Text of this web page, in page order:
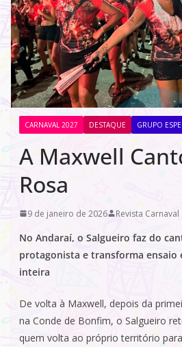
CARNAVAL 2027 DESTAQUE GRUPO
A Maxwell
Rosa
9 de janeiro de 2026 Revista Carnaval
No Andaraí, o Salgueiro faz do
protagonista e transforma ensaio
inteira
De volta à Maxwell, depois da
na Conde de Bonfim, o Salgueiro
quem volta ao próprio território